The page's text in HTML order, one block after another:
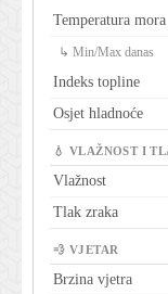
Temperatura mora
↳ Min/Max danas
Indeks topline
Osjet hladnoće
💧 VLAŽNOST I
Vlažnost
Tlak zraka
💨 VJETAR
Brzina vjetra